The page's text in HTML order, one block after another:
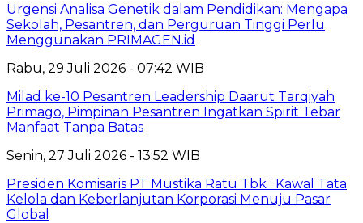
Urgensi Analisa Genetik dalam Pendidikan: Mengapa
Sekolah, Pesantren, dan Perguruan Tinggi Perlu
Menggunakan PRIMAGEN.id
Rabu, 29 Juli 2026 - 07:42 WIB
Milad ke-10 Pesantren Leadership Daarut Tarqiyah
Primago, Pimpinan Pesantren Ingatkan Spirit Tebar
Manfaat Tanpa Batas
Senin, 27 Juli 2026 - 13:52 WIB
Presiden Komisaris PT Mustika Ratu Tbk : Kawal Tata
Kelola dan Keberlanjutan Korporasi Menuju Pasar
Global